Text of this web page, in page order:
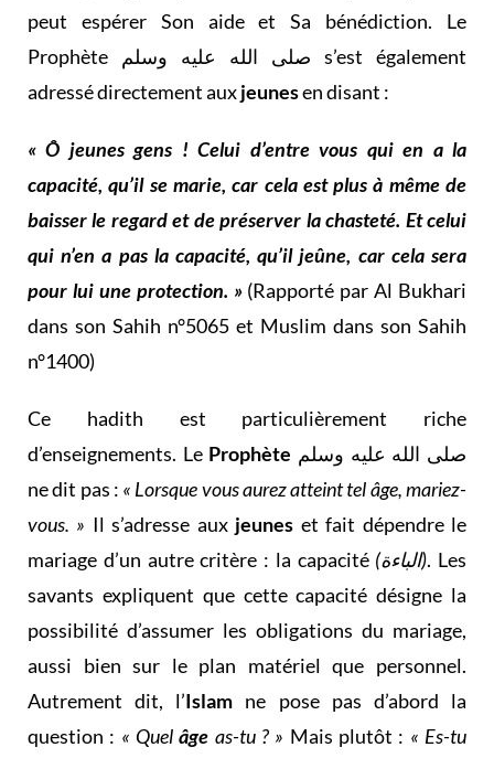
peut espérer Son aide et Sa bénédiction. Le
Prophète صلى الله عليه وسلم s’est également
adressé directement auxjeunesen disant :
« Ô jeunes gens ! Celui d’entre vous qui en a la
capacité, qu’il se marie, car cela est plus à même de
baisser le regard et de préserver la chasteté. Et celui
qui n’en a pas la capacité, qu’il jeûne, car cela sera
pour lui une protection. » (Rapporté par Al Bukhari
dans son Sahih n°5065 et Muslim dans son Sahih
n°1400)
Ce hadith est particulièrement riche
d’enseignements. LeProphète
ne dit pas : « Lorsque vous aurez atteint tel âge, mariez-
vous. » Il s’adresse aux jeunes et fait dépendre le
mariage d’un autre critère : la capacité
(الباءة). Les
savants expliquent que cette capacité désigne la
possibilité d’assumer les obligations du mariage,
aussi bien sur le plan matériel que personnel.
Autrement dit, l’Islam ne pose pas d’abord la
question : « Quelâge as-tu ? » Mais plutôt : « Es-tu